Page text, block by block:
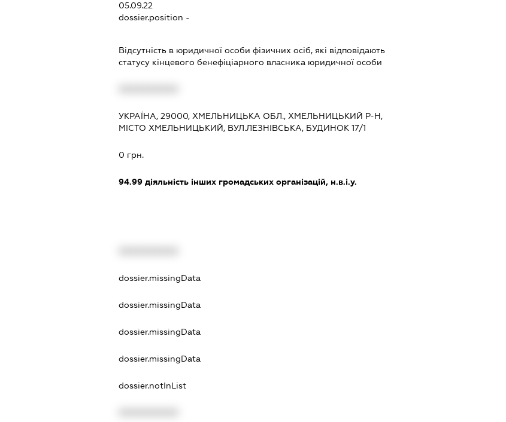
05.09.22
dossier.position -
Відсутність в юридичної особи фізичних осіб, які відповідають
статусу кінцевого бенефіціарного власника юридичної особи
УКРАЇНА, 29000, ХМЕЛЬНИЦЬКА ОБЛ., ХМЕЛЬНИЦЬКИЙ Р-Н,
МІСТО ХМЕЛЬНИЦЬКИЙ, ВУЛ.ЛЕЗНІВСЬКА, БУДИНОК 17/1
0 грн.
94.99 діяльність інших громадських організацій, н.в.і.у.
dossier.missingData
dossier.missingData
dossier.missingData
dossier.missingData
dossier.notInList